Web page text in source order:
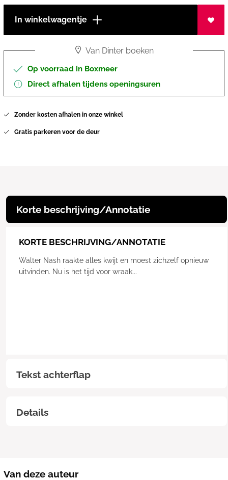
In winkelwagentje
Van Dinter boeken
Op voorraad in Boxmeer
Direct afhalen tijdens openingsuren
Zonder kosten afhalen in onze winkel
Gratis parkeren voor de deur
Korte beschrijving/Annotatie
KORTE BESCHRIJVING/ANNOTATIE
Walter Nash raakte alles kwijt en moest zichzelf opnieuw
uitvinden. Nu is het tijd voor wraak...
Tekst achterflap
Details
Van deze auteur